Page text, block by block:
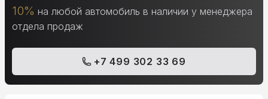
10% на любой автомобиль в наличии у менеджера
отдела продаж
+7 499 302 33 69